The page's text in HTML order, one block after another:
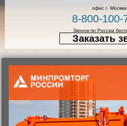
офис г. Москва
8-800-100-
Звонок по России
Заказать
Импортный
манипуляторной